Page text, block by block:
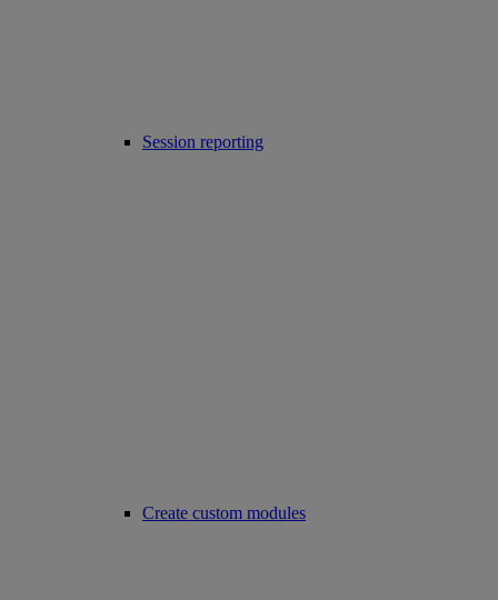
Session reporting
Create custom modules